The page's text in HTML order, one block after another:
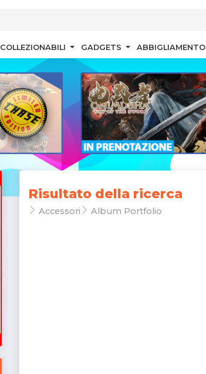
COLLEZIONABILI GADGETS ABBIGLIAMENTO
Risultato della ricerca
Accessori Album Portfolio